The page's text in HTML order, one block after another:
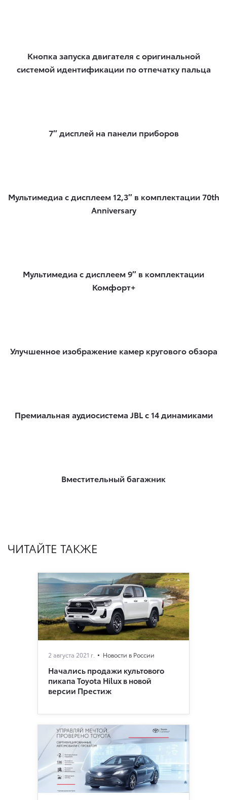
Кнопка запуска двигателя с оригинальной
системой идентификации по отпечатку пальца
7″ дисплей на панели приборов
Мультимедиа с дисплеем 12,3″ в комплектации 70th
Anniversary
Мультимедиа с дисплеем 9″ в комплектации
Комфорт+
Улучшенное изображение камер кругового обзора
Премиальная аудиосистема JBL с 14 динамиками
Вместительный багажник
ЧИТАЙТЕ ТАКЖЕ
2 августа 2021 г. Новости в России
Начались продажи культового
пикапа Toyota Hilux в новой
версии Престиж